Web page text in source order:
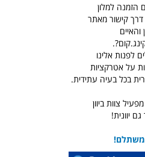
למלון
דרך קישור מאתר
והאיים
לפנות אלינו
על אטרקציות
בכל בעיה עתידית.
מפעיל צוות ביוון
גם יוונית!
משתלם!